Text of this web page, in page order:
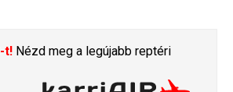
t! Nézd meg a legújabb reptéri